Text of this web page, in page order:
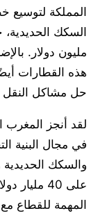
المملكة
مليون دولار.
هذه القطارات
حل مشاكل النقل
لقد أنجز المغرب
في مجال البنية
والسكك الحديدية
على 40
المهمة للقطاع